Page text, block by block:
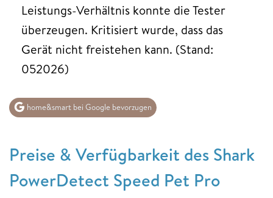
Leistungs-Verhältnis konnte die Tester
überzeugen. Kritisiert wurde, dass das
Gerät nicht freistehen kann. (Stand:
052026)
home&smart bei Google bevorzugen
Preise & Verfügbarkeit des Shark
PowerDetect Speed Pet Pro